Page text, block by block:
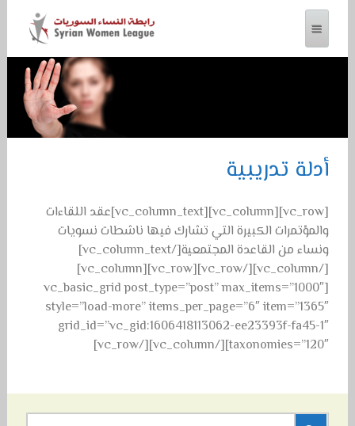
أدلة تدريبية
[vc_row][vc_column][vc_column_text]عقد اللقاءات
والمؤتمرات الكبيرة التي تشارك فيها ناشطات نسويات
ونساء من القاعدة المجتمعية[/vc_column_text]
[/vc_column][/vc_row][vc_row][vc_column]
[vc_basic_grid post_type=”post” max_items=”1000″
style=”load-more” items_per_page=”6″ item=”1365″
grid_id=”vc_gid:1606418113062-ee23393f-fa45-1″
taxonomies=”120″][/vc_column][/vc_row]